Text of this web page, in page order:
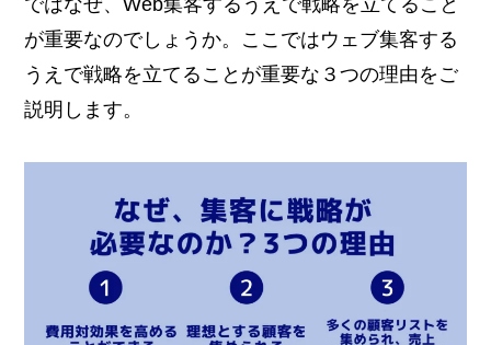
が重要なのでしょうか。ここではウェブ集客する
うえで戦略を立てることが重要な３つの理由をご
説明します。